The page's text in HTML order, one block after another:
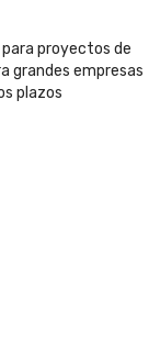
proyectos de
grandes empresas
plazos